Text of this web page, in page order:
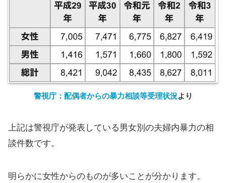
警視庁：配偶者からの暴力相談等受理状況より
上記は警視庁が発表している男女別の夫婦内暴力の相
談件数です。
明らかに女性からのものが多いことが分かります。